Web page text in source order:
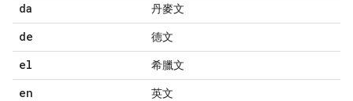
da 丹麥文
de 德文
el 希臘文
en 英文